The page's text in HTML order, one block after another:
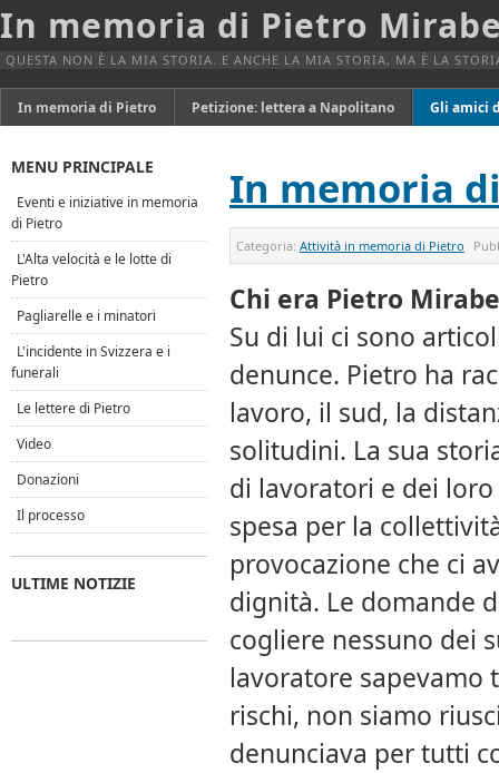
In memoria di Pietro
QUESTA NON È LA MIA STORIA. E ANCHE LA MIA STORIA, MA È LA
In memoria di Pietro Petizione: lettera a Napolitano Gli amici
In memoria
Categoria: Attività in memoria di Pietro
Chi era Pietro
Su di lui ci sono
denunce. Pietro ha
lavoro, il sud, la
solitudini. La sua
di lavoratori e dei
spesa per la
provocazione che ci
dignità. Le domande
cogliere nessuno dei
lavoratore sapevamo
rischi, non siamo
denunciava per tutti
MENU PRINCIPALE
Eventi e iniziative in memoria
di Pietro
L'Alta velocità e le lotte di
Pietro
Pagliarelle e i minatori
L'incidente in Svizzera e i
funerali
Le lettere di Pietro
Video
Donazioni
Il processo
ULTIME NOTIZIE